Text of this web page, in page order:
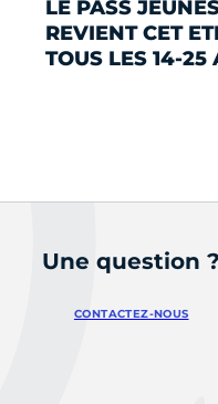
LE PASS
REVIENT CET
TOUS LES 14-25
Une question ?
CONTACTEZ-NOUS